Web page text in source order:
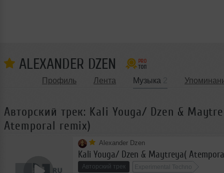
ALEXANDER DZEN
Профиль Лента Музыка
Авторский трек: Kali Youga/ Dzen &
Atemporal remix)
Alexander Dzen
Kali Youga/ Dzen & Maytreya(
Авторский трек Experimental Techno